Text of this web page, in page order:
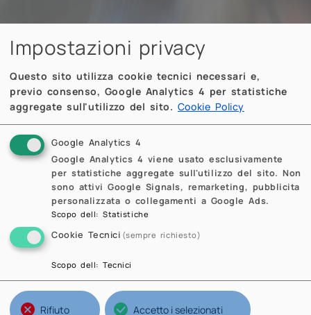
Impostazioni privacy
Questo sito utilizza cookie tecnici necessari e,
previo consenso, Google Analytics 4 per statistiche
aggregate sull'utilizzo del sito. Cookie Policy
Google Analytics 4
Google Analytics 4 viene usato esclusivamente
per statistiche aggregate sull'utilizzo del sito. Non
sono attivi Google Signals, remarketing, pubblicita
personalizzata o collegamenti a Google Ads.
Scopo dell:Statistiche
Cookie Tecnici (sempre richiesto)
Scopo dell:Tecnici
Rifiuto Accetto i selezionati